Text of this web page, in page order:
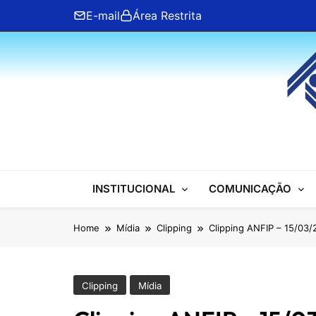
content
E-mail Área Restrita
ANFIP Nacional
INSTITUCIONAL COMUNICAÇÃO
Home Mídia Clipping Clipping ANFIP – 15/03/
Clipping Mídia